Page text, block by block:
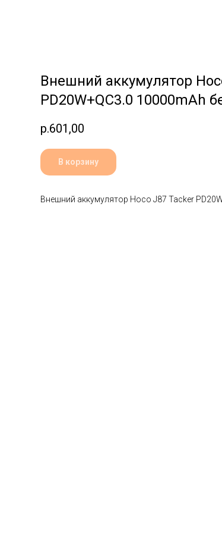
Внешний аккумулятор
PD20W+QC3.0 10000mAh
р.601,00
В корзину
Внешний аккумулятор Hoco J87 Tacker